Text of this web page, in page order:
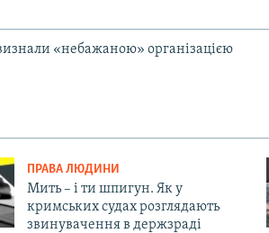
визнали «небажаною» організацією
ПРАВА ЛЮДИНИ
Мить – і ти шпигун. Як у
кримських судах розглядають
звинувачення в держзраді